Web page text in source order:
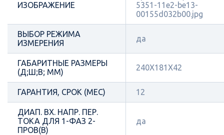
ИЗОБРАЖЕНИЕ
5351-11e2-be13-
00155d032b00.jpg
ВЫБОР РЕЖИМА
ИЗМЕРЕНИЯ
да
ГАБАРИТНЫЕ РАЗМЕРЫ
(Д;Ш;В; ММ)
240Х181Х42
ГАРАНТИЯ, СРОК (МЕС) 12
ДИАП. ВХ. НАПР. ПЕР.
ТОКА ДЛЯ 1-ФАЗ 2-
ПРОВ(В)
да